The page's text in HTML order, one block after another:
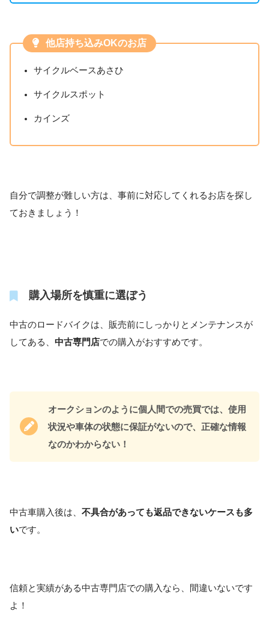
他店持ち込みOKのお店
サイクルベースあさひ
サイクルスポット
カインズ
自分で調整が難しい方は、事前に対応してくれるお店を探し
ておきましょう！
購入場所を慎重に選ぼう
中古のロードバイクは、販売前にしっかりとメンテナンスが
してある、 中古専門店での購入がおすすめです。
オークションのように個人間での売買では、使用
状況や車体の状態に保証がないので、正確な情報
なのかわからない！
中古車購入後は、 不具合があっても返品できないケースも多
いです。
信頼と実績がある中古専門店での購入なら、間違いないです
よ！